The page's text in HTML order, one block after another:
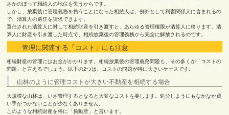
さかのぼって相続人の地位を失うからです。
しかし、放棄後に管理義務を負うことになった相続人は、例外として利害関係人に含まれるの
で、清算人の選任を請求できます。
選任された清算人に対して相続財産を引き渡すと、あらゆる管理権限が清算人に移ります。清
算人に財産を引き渡した時点で、相続放棄後の管理義務から完全に解放されるのです。
管理に関連する「コスト」にも注意
相続財産の管理にはお金がかかります。相続放棄後の管理義務問題も、その多くが「コストの
問題」と言えるでしょう。以下の2つは、コストの問題が特に大きいケースです。
山林のように管理コストが大きい不動産を相続する場合
大規模な山林は、いざ管理するとなると大変なコストを要します。処分しようにもなかなか買
い手がつかないことが少なくありません。
このような相続財産を俗に「負動産」と言います。